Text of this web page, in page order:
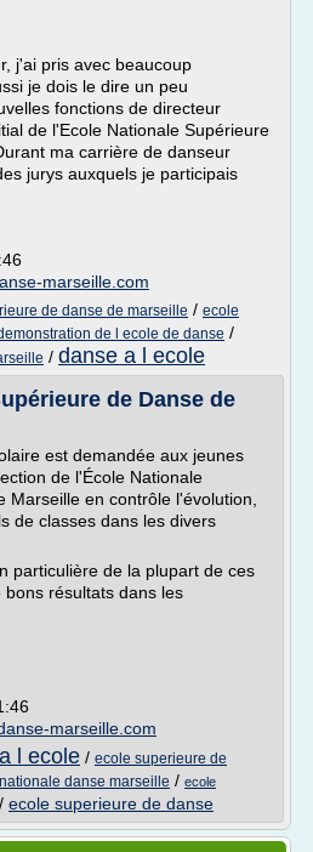
j'ai pris avec beaucoup
je dois le dire un peu
fonctions de directeur
de l'Ecole Nationale Supérieure
ma carrière de danseur
jurys auxquels je participais
marseille.com
de danse de marseille / ecole
de l ecole de danse /
/ danse a l ecole
de Danse de
est demandée aux jeunes
de l'École Nationale
Marseille en contrôle l'évolution,
de classes dans les divers
particulière de la plupart de ces
résultats dans les
marseille.com
l ecole / ecole superieure de
danse marseille / ecole
/ ecole superieure de danse